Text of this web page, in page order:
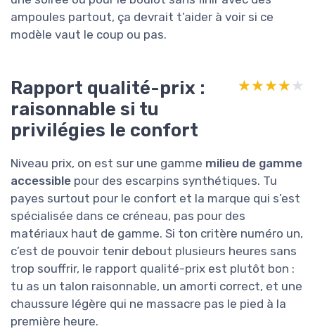
ampoules partout, ça devrait t’aider à voir si ce
modèle vaut le coup ou pas.
Rapport qualité-prix :
raisonnable si tu
privilégies le confort
★★★★★
★★★★★
Niveau prix, on est sur une gamme milieu de gamme
accessible pour des escarpins synthétiques. Tu
payes surtout pour le confort et la marque qui s’est
spécialisée dans ce créneau, pas pour des
matériaux haut de gamme. Si ton critère numéro un,
c’est de pouvoir tenir debout plusieurs heures sans
trop souffrir, le rapport qualité-prix est plutôt bon :
tu as un talon raisonnable, un amorti correct, et une
chaussure légère qui ne massacre pas le pied à la
première heure.